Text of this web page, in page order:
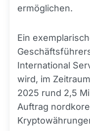
ermöglichen.
Ein
International
wird, im
2025 rund 2,5
Auftrag